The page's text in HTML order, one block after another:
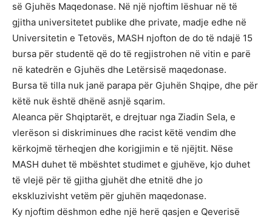
së Gjuhës Maqedonase. Në një njoftim lëshuar në të
gjitha universitetet publike dhe private, madje edhe në
Universitetin e Tetovës, MASH njofton de do të ndajë 15
bursa për studentë që do të regjistrohen në vitin e parë
në katedrën e Gjuhës dhe Letërsisë maqedonase.
Bursa të tilla nuk janë parapa për Gjuhën Shqipe, dhe për
këtë nuk është dhënë asnjë sqarim.
Aleanca për Shqiptarët, e drejtuar nga Ziadin Sela, e
vlerëson si diskriminues dhe racist këtë vendim dhe
kërkojmë tërheqjen dhe korigjimin e të njëjtit. Nëse
MASH duhet të mbështet studimet e gjuhëve, kjo duhet
të vlejë për të gjitha gjuhët dhe etnitë dhe jo
ekskluzivisht vetëm për gjuhën maqedonase.
Ky njoftim dëshmon edhe një herë qasjen e Qeverisë